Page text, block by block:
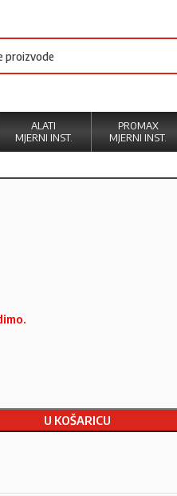
ALATI
MJERNI INST.
PROMAX
MJERNI INST.
U KOŠARICU